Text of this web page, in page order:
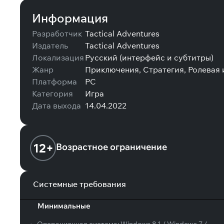
Информация
Разработчик Tactical Adventures
Издатель
Tactical Adventures
Локализация Русский (интерфейс и субтитры)
Жанр
Приключения, Стратегия, Ролевая
Платформа
PC
Категория
Игра
Дата выхода 14.04.2022
12+ Возрастное ограничение
Системные требования
Минимальные